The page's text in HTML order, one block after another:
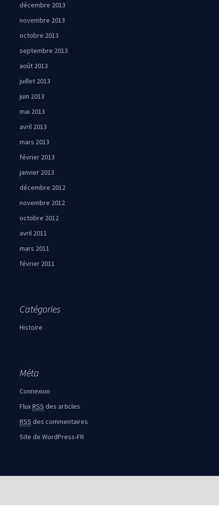
décembre 2013
novembre 2013
octobre 2013
septembre 2013
août 2013
juillet 2013
juin 2013
mai 2013
avril 2013
mars 2013
février 2013
janvier 2013
décembre 2012
novembre 2012
octobre 2012
avril 2011
mars 2011
février 2011
Catégories
Histoire
Méta
Connexion
FluxRSS des articles
RSS des commentaires
Site de WordPress-FR